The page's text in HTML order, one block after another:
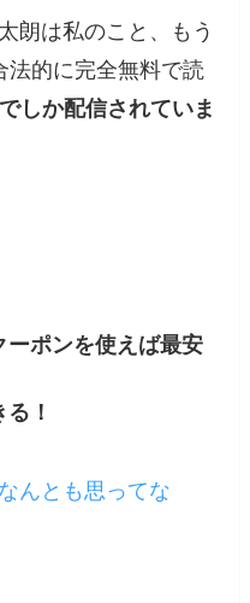
朗は私のこと、もう
法的に完全無料で読
しか配信されていま
ーポンを使えば最安
！
んとも思ってな